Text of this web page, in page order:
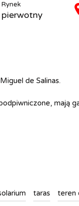
Rynek
pierwotny
de Salinas.
mają
taras teren
Kompleks
84M2
Łazienki